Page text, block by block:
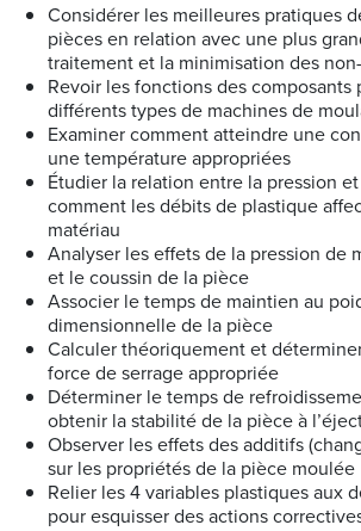
Considérer les meilleures pratiques
pièces en relation avec une plus
traitement et la minimisation des
Revoir les fonctions des composants
différents types de machines de
Examiner comment atteindre une
une température appropriées
Étudier la relation entre la pression
comment les débits de plastique
matériau
Analyser les effets de la pression de
et le coussin de la pièce
Associer le temps de maintien au
dimensionnelle de la pièce
Calculer théoriquement et
force de serrage appropriée
Déterminer le temps de
obtenir la stabilité de la pièce à
Observer les effets des additifs
sur les propriétés de la pièce moulée
Relier les 4 variables plastiques aux
pour esquisser des actions